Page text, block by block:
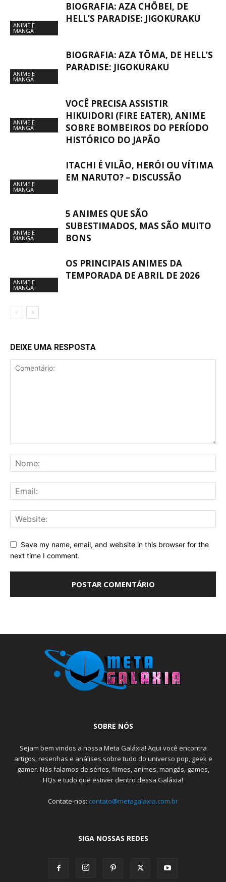
ANIME E
MANGÁ
BIOGRAFIA: AZA CHŌBEI, DE
HELL’S PARADISE: JIGOKURAKU
ANIME E
MANGÁ
BIOGRAFIA: AZA TŌMA, DE HELL’S
PARADISE: JIGOKURAKU
ANIME E
MANGÁ
VOCÊ PRECISA ASSISTIR
HIKUIDORI (FIRE EATER), ANIME
SOBRE BOMBEIROS DO PERÍODO
HISTÓRICO DO JAPÃO
ANIME E
MANGÁ
ITACHI É VILÃO, HERÓI OU VÍTIMA
EM NARUTO? – DISCUSSÃO
ANIME E
MANGÁ
5 ANIMES QUE SÃO
SUBESTIMADOS, MAS SÃO MUITO
BONS
ANIME E
MANGÁ
OS PRINCIPAIS ANIMES DA
TEMPORADA DE ABRIL DE 2026
DEIXE UMA RESPOSTA
Save my name, email, and website in this browser for the
next time I comment.
SOBRE NÓS
Sejam bem vindos a nossa Meta Galáxia! Aqui você encontra
artigos, resenhas e análises sobre tudo do universo pop, geek e
gamer. Nós falamos de séries, filmes, animes, mangás, games,
HQs e tudo que estiver dentro dessa Galáxia!
Contate-nos: contato@metagalaxia.com.br
SIGA NOSSAS REDES